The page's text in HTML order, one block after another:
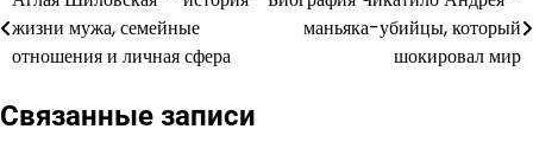
по
жизни мужа, семейные
отношения и личная сфера
маньяка-убийцы, который
шокировал мир
Связанные записи